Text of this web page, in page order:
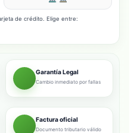
de crédito. Elige entre:
Garantía Legal
Cambio inmediato por fallas
Factura oficial
Documento tributario válido